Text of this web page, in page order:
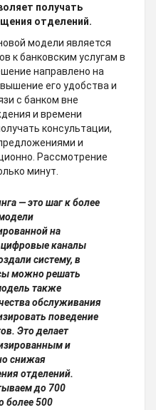
получать
отделений.
модели является
к банковским услугам в
направлено на
его удобства и
с банком вне
и времени
консультации,
и
Рассмотрение
минут.
— это шаг к более
на
цифровые каналы
систему, в
можно решать
также
обслуживания
поведение
Это делает
и
снижая
отделений.
до 700
более 500